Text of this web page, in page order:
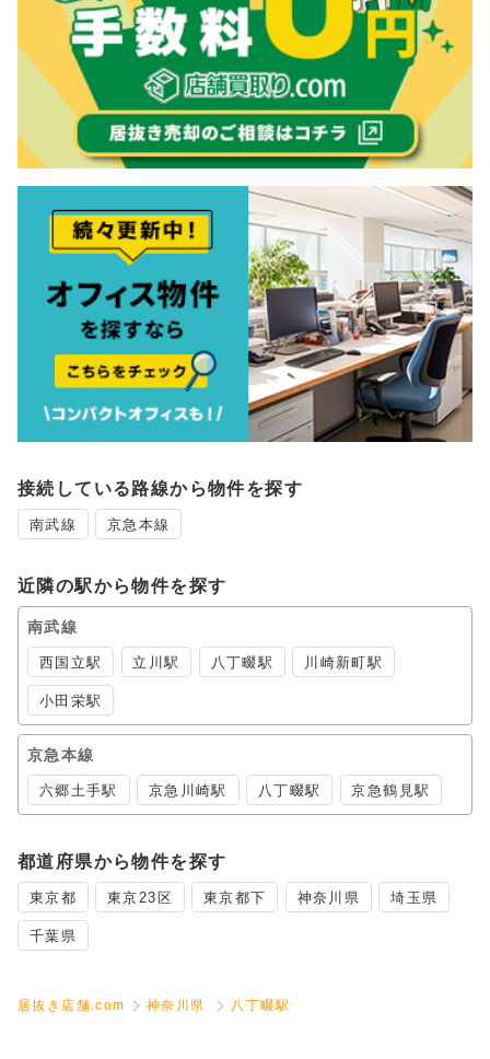
接続している路線から物件を探す
南武線 京急本線
近隣の駅から物件を探す
南武線
西国立駅 立川駅 八丁畷駅 川崎新町駅
小田栄駅
京急本線
六郷土手駅 京急川崎駅 八丁畷駅 京急鶴見駅
都道府県から物件を探す
東京都 東京23区 東京都下 神奈川県 埼玉県
千葉県
居抜き店舗.com 神奈川県 八丁畷駅